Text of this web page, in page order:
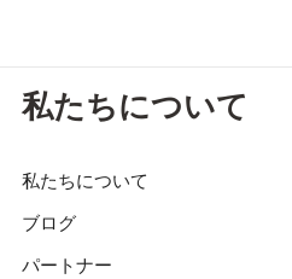
私たちについて
私たちについて
ブログ
パートナー